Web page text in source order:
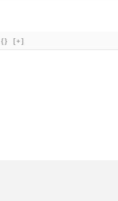
{} [+]